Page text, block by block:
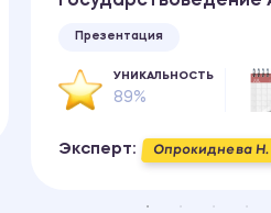
Презентация
УНИКАЛЬНОСТЬ
89%
Эксперт: Опрокиднева Н.